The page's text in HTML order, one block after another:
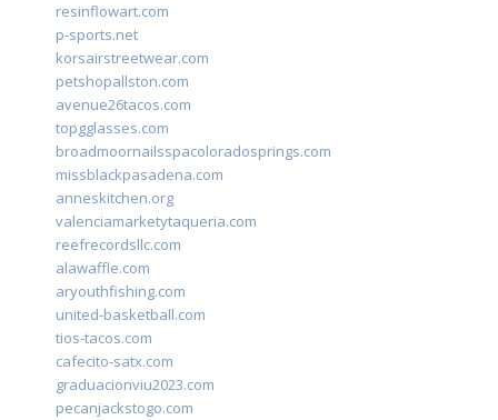
resinflowart.com
p-sports.net
korsairstreetwear.com
petshopallston.com
avenue26tacos.com
topgglasses.com
broadmoornailsspacoloradosprings.com
missblackpasadena.com
anneskitchen.org
valenciamarketytaqueria.com
reefrecordsllc.com
alawaffle.com
aryouthfishing.com
united-basketball.com
tios-tacos.com
cafecito-satx.com
graduacionviu2023.com
pecanjackstogo.com